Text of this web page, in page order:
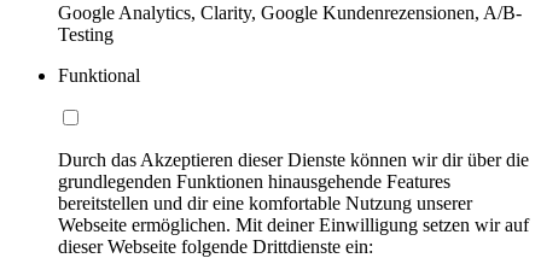
Google Analytics, Clarity, Google Kundenrezensionen, A/B-
Testing
Funktional
Durch das Akzeptieren dieser Dienste können wir dir über die
grundlegenden Funktionen hinausgehende Features
bereitstellen und dir eine komfortable Nutzung unserer
Webseite ermöglichen. Mit deiner Einwilligung setzen wir auf
dieser Webseite folgende Drittdienste ein: